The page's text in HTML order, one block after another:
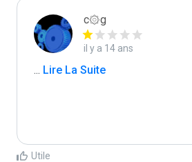
c۞g
il y a 14 ans
... Lire La Suite
Utile